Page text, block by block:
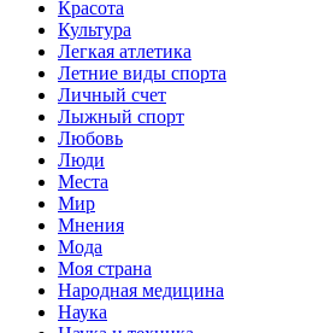
Красота
Культура
Легкая атлетика
Летние виды спорта
Личный счет
Лыжный спорт
Любовь
Люди
Места
Мир
Мнения
Мода
Моя страна
Народная медицина
Наука